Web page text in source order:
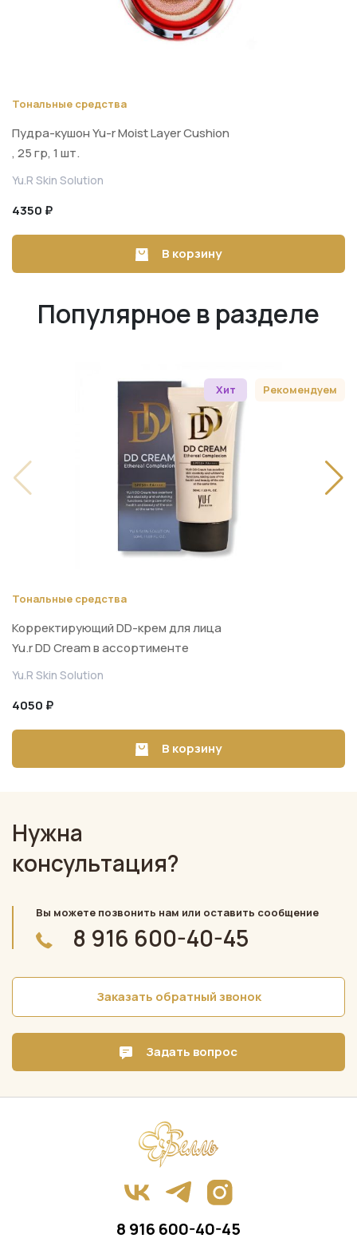
Тональные средства
Пудра-кушон Yu-r Moist Layer Cushion
, 25 гр, 1 шт.
Yu.R Skin Solution
4350 ₽
В корзину
Популярное в разделе
Хит Рекомендуем
Тональные средства
Корректирующий DD-крем для лица
Yu.r DD Cream в ассортименте
(SPF50+, PA++++, 50 мл)
Yu.R Skin Solution
4050 ₽
В корзину
Нужна
консультация?
Вы можете позвонить нам или оставить сообщение
8 916 600-40-45
Заказать обратный звонок
Задать вопрос
8 916 600-40-45